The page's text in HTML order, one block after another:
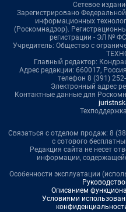
Сетевое
Зарегистрировано
информационных
(Роскомнадзор).
регистрации - ЭЛ №
Учредитель: Общество с
Главный редактор:
Адрес редакции: 660017,
телефон 8 (391)
Электронный адрес
Контактные данные для
Связаться с отделом продаж: 8
с сотового
Редакция сайта не несет
информации,
Особенности эксплуатации
Описанием
Условиями